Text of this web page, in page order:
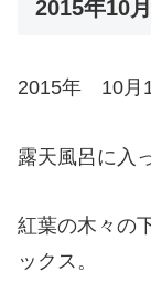
2015年10
2015年 10月
露天風呂に入
紅葉の木々の
ックス。